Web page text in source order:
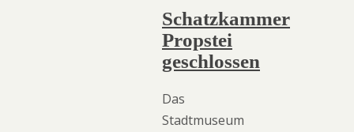
Schatzkammer
Propstei
geschlossen
Das
Stadtmuseum